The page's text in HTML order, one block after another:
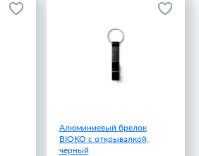
Алюминиевый брелок
BIOKO с открывалкой,
черный
Алюминиевый брелок
BIOKO с открывалкой,
Артикул KO4207S102